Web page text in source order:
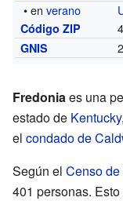
• enverano
Código ZIP
GNIS
Fredoniaes una
estado de Kentucky
el condado de
Según el Censo de
401 personas.